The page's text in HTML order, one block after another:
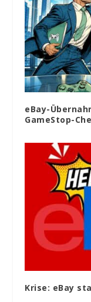
eBay-
GameStop-
Krise: eBay